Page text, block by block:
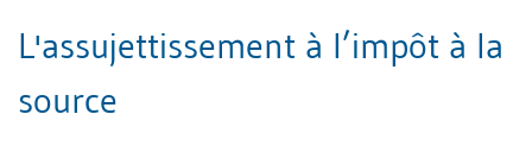
L'assujettissement à l’impôt à la
source